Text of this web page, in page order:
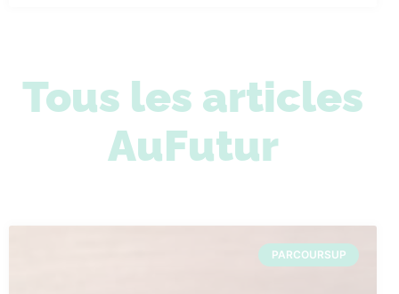
Tous les articles
AuFutur
PARCOURSUP